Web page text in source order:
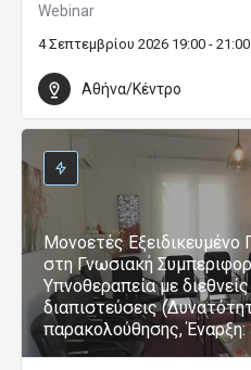
Webinar
4 Σεπτεμβρίου 2026 19:00 - 21:00
Αθήνα/Κέντρο
Μονοετές
στη Γνωσιακή
Υπνοθεραπεία με
διαπιστεύσεις
παρακολούθησης,